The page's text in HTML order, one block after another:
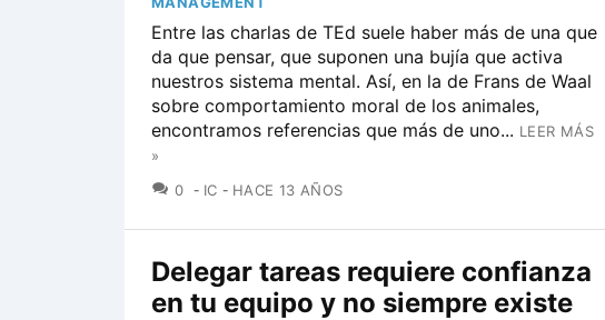
Entre las charlas de TEd suele haber más de una que
da que pensar, que suponen una bujía que activa
nuestros sistema mental. Así, en la de Frans de Waal
sobre comportamiento moral de los animales,
encontramos referencias que más de uno... LEER MÁS
»
0 COMENTARIOS
IC HACE 13 AÑOS
Delegar tareas requiere confianza
en tu equipo y no siempre existe